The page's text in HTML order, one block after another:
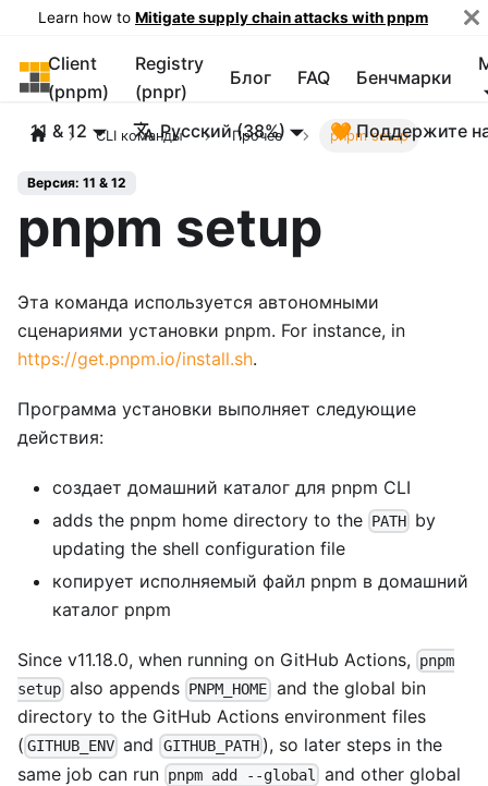
Learn how to Mitigate supply chain attacks with pnpm
pnpm
Client
(pnpm)
Registry
(pnpr)
Блог FAQ Бенчмарки
11 & 12 Русский (38%) 🧡 Поддержите
CLI команды Прочее pnpm setup
Версия: 11 & 12
pnpm setup
Эта команда используется автономными
сценариями установки pnpm. For instance, in
https://get.pnpm.io/install.sh.
Программа установки выполняет следующие
действия:
создает домашний каталог для pnpm CLI
adds the pnpm home directory to the PATH by
updating the shell configuration file
копирует исполняемый файл pnpm в домашний
каталог pnpm
Since v11.18.0, when running on GitHub Actions,
pnpm
setup also appends PNPM_HOME and the global bin
directory to the GitHub Actions environment files
( GITHUB_ENV and GITHUB_PATH), so later steps in the
same job can run pnpm add --global
and other global